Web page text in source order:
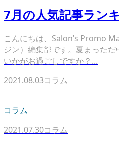
7月の人気記事ラン
こんにちは、Salon’s Promo
ジン）編集部です。夏まった
いかがお過ごしですか？...
2021.08.03コラム
コラム
2021.07.30コラム